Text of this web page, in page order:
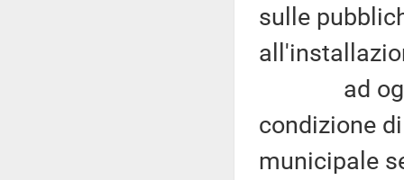
sulle
ad oggi i
condizione
municipale